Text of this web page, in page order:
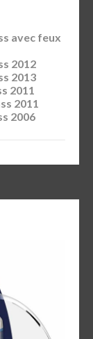
avec feux
2012
2013
2011
2011
2006